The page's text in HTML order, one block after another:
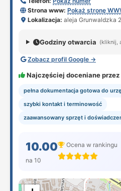
Strona www: Pokaż stronę
Lokalizacja: aleja Grunwaldzka
Godziny otwarcia (kliknij,
Zobacz profil Google →
Najczęściej doceniane
pełna dokumentacja gotowa do
szybki kontakt i terminowość
zaawansowany sprzęt i
10.00
na 10
Ocena w rankingu